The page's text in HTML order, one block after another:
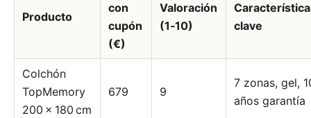
Producto
con
cupón
(€)
Valoración
(1‑10)
clave
Colchón
TopMemory
200 × 180 cm
679 9
7 zonas, gel,
años garantía